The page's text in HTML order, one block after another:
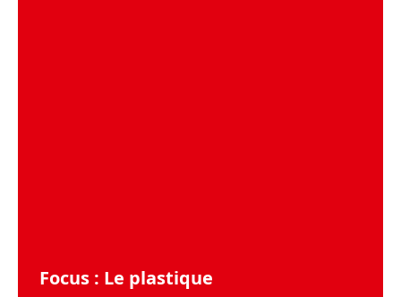
Focus : Le plastique